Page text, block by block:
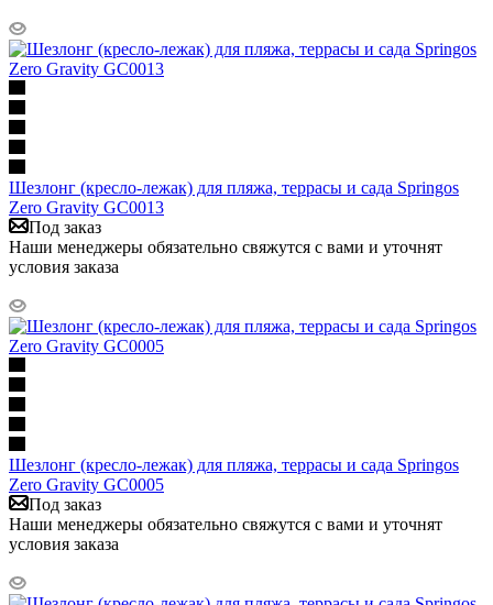
Шезлонг (кресло-лежак) для пляжа, террасы и сада Springos
Zero Gravity GC0013
Под заказ
Наши менеджеры обязательно свяжутся с вами и уточнят
условия заказа
Шезлонг (кресло-лежак) для пляжа, террасы и сада Springos
Zero Gravity GC0005
Под заказ
Наши менеджеры обязательно свяжутся с вами и уточнят
условия заказа